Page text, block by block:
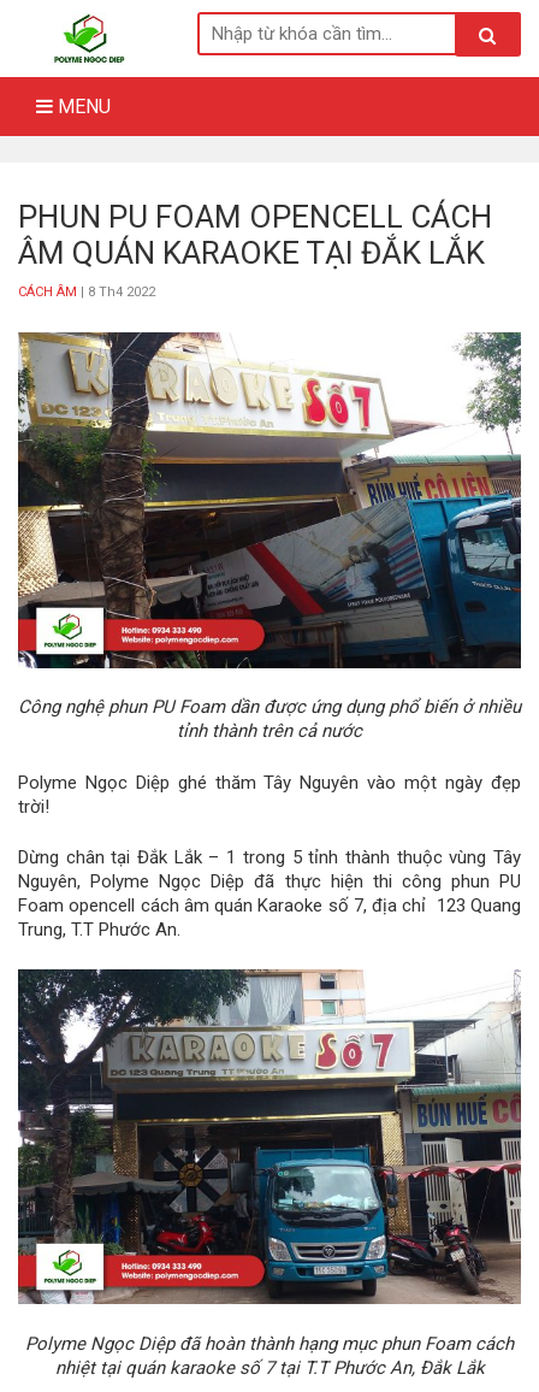
content
MENU
PHUN PU FOAM OPENCELL CÁCH
ÂM QUÁN KARAOKE TẠI ĐẮK LẮK
CÁCH ÂM | 8 Th4 2022
Công nghệ phun PU Foam dần được ứng dụng phổ biến ở nhiều
tỉnh thành trên cả nước
Polyme Ngọc Diệp ghé thăm Tây Nguyên vào một ngày đẹp
trời!
Dừng chân tại Đắk Lắk – 1 trong 5 tỉnh thành thuộc vùng Tây
Nguyên, Polyme Ngọc Diệp đã thực hiện thi công phun PU
Foam opencell cách âm quán Karaoke số 7, địa chỉ 123 Quang
Trung, T.T Phước An.
Polyme Ngọc Diệp đã hoàn thành hạng mục phun Foam cách
nhiệt tại quán karaoke số 7 tại T.T Phước An, Đắk Lắk